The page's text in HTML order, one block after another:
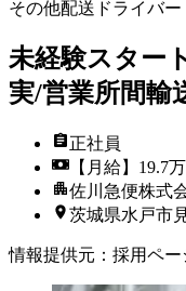
その他配送ドライバー
未経験スター
実/営業所間輸
正社員
【月給】19.7
佐川急便株式
茨城県水戸市
情報提供元 ： 採用ペー